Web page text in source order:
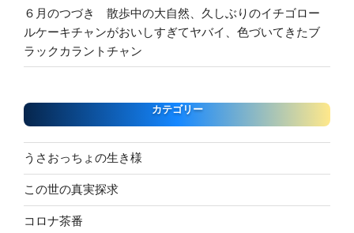
６月のつづき 散歩中の大自然、久しぶりのイチゴロー
ルケーキチャンがおいしすぎてヤバイ、色づいてきたブ
ラックカラントチャン
カテゴリー
うさおっちょの生き様
この世の真実探求
コロナ茶番